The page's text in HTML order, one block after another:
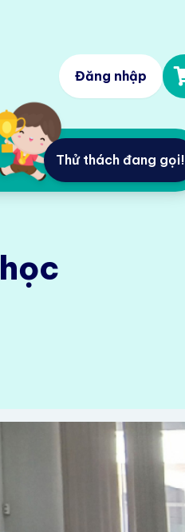
Đăng nhập
Thử thách đang gọi!